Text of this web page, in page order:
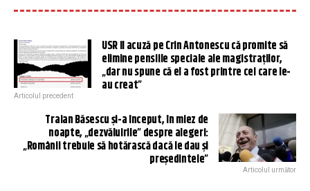
USR îl acuză pe Crin Antonescu că promite să
elimine pensiile speciale ale magistraţilor,
„dar nu spune că el a fost printre cei care le-
au creat”
Articolul precedent
Traian Băsescu și-a început, în miez de
noapte, „dezvăluirile” despre alegeri:
„Românii trebuie să hotărască dacă le dau şi
preşedintele”
Articolul următor